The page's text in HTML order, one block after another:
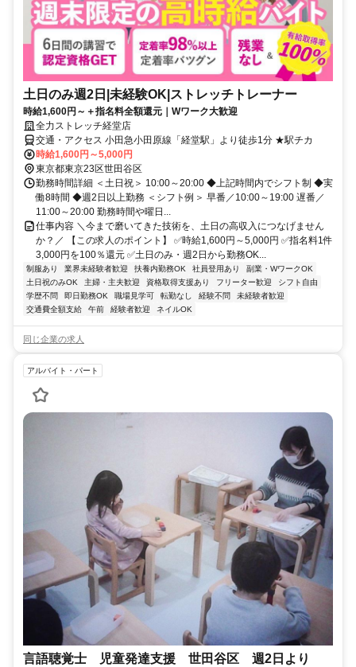
土日のみ週2日|未経験OK|ストレッチトレーナー
時給1,600円～＋指名料全額還元｜Wワーク大歓迎
全力ストレッチ経堂店
交通・アクセス 小田急小田原線「経堂駅」より徒歩1分 ★駅チカ
時給1,600円～5,000円
東京都東京23区世田谷区
勤務時間詳細 ＜土日祝＞ 10:00～20:00 ◆上記時間内でシフト制 ◆実
働8時間 ◆週2日以上勤務 ＜シフト例＞ 早番／10:00～19:00 遅番／
11:00～20:00 勤務時間や曜日...
仕事内容 ＼今まで磨いてきた技術を、土日の高収入につなげません
か？／ 【この求人のポイント】 ✅時給1,600円～5,000円 ✅指名料1件
3,000円を100％還元 ✅土日のみ・週2日から勤務OK...
制服あり 業界未経験者歓迎 扶養内勤務OK 社員登用あり
副業・WワークOK
土日祝のみOK
主婦・主夫歓迎 資格取得支援あり フリーター歓迎
シフト自由
学歴不問
即日勤務OK 職場見学可 転勤なし 経験不問
未経験者歓迎
交通費全額支給
午前 経験者歓迎 ネイルOK
同じ企業の求人
アルバイト・パート
言語聴覚士 児童発達支援 世田谷区 週2日より